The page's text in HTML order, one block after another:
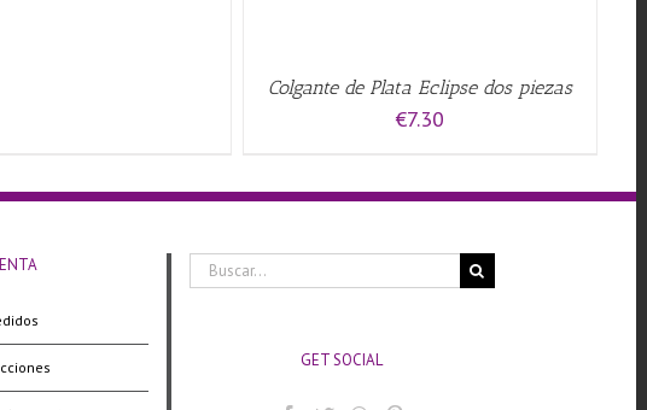
Colgante de Plata Eclipse dos piezas
€7.30
Buscar:
GET SOCIAL